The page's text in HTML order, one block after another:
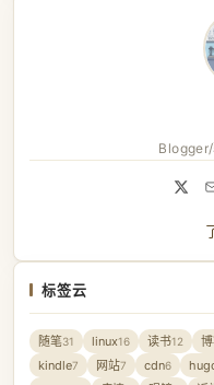
标签云
随笔31 linux16 读书12
kindle7 网站7 cdn6